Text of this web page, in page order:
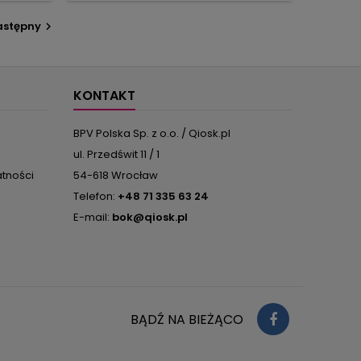
Aby

KONTAKT
BPV Polska Sp. z o.o. / Qiosk.pl
ul. Przedświt 11 / 1
54-618 Wrocław
Telefon: +48 71 335 63 24
E-mail: bok@qiosk.pl
BĄDŹ NA BIEŻĄCO